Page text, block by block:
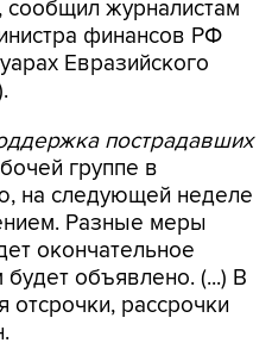
журналистам
финансов РФ
Евразийского
пострадавших
группе в
на следующей неделе
Разные меры
окончательное
объявлено. (...) В
отсрочки, рассрочки